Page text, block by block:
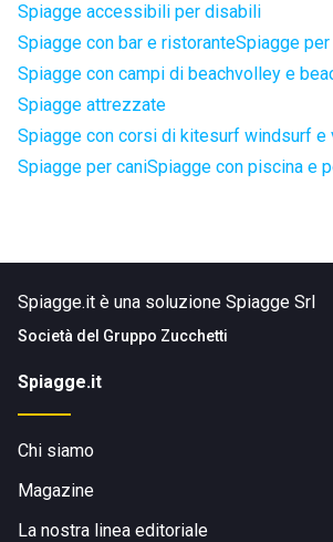
Spiagge accessibili per disabili
Spiagge con bar e ristoranteSpiagge
Spiagge con campi di beachvolley e
Spiagge attrezzate
Spiagge con corsi di kitesurf windsurf e
Spiagge per caniSpiagge con piscina e
Spiagge.it è una soluzione Spiagge Srl
Società del Gruppo Zucchetti
Spiagge.it
Chi siamo
Magazine
La nostra linea editoriale